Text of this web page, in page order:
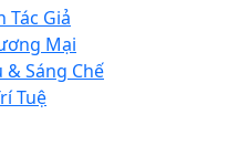
Tác Giả
Mại
Sáng Chế
Tuệ